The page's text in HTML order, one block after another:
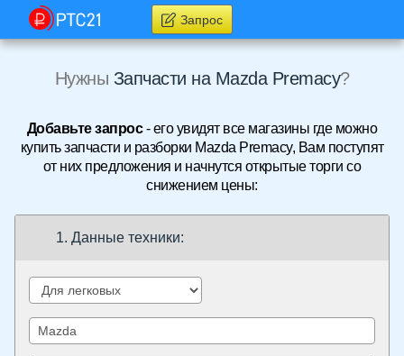
Запрос
Нужны Запчасти на Mazda Premacy?
Добавьте запрос- его увидят все магазины где можно
купить запчасти и разборки Mazda Premacy, Вам поступят
от них предложения и начнутся открытые торги со
снижением цены:
1. Данные техники: